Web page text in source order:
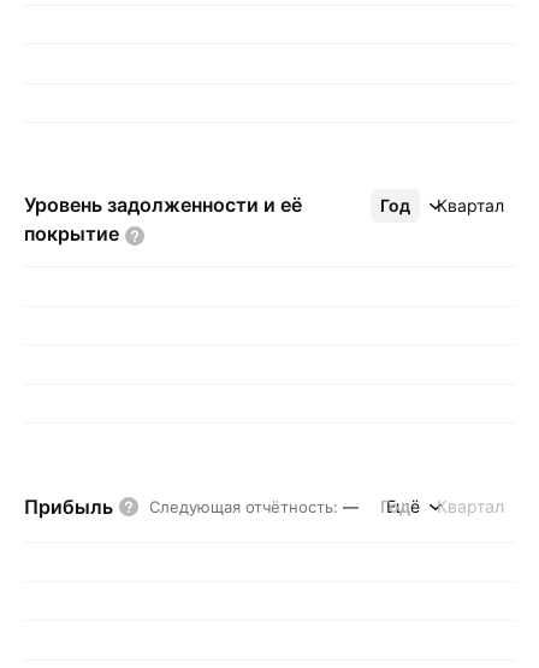
Уровень задолженности и её
покрытие
Год Квартал
Ещё
Прибыль Следующая отчётность: — Год Квартал
Ещё